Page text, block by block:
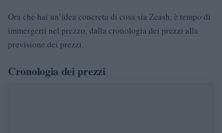
Ora che hai un’idea concreta di cosa sia Zcash, è tempo di
immergerti nel prezzo, dalla cronologia dei prezzi alla
previsione dei prezzi.
Cronologia dei prezzi